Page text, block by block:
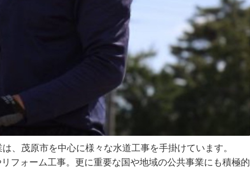
、茂原市を中心に様々な水道工事を手掛けています。
フォーム工事。更に重要な国や地域の公共事業にも積極的